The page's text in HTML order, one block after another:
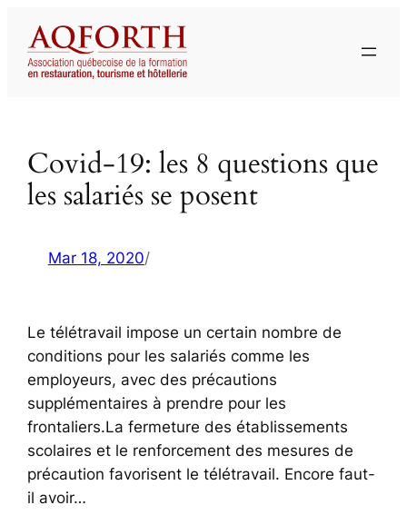
contenu
Covid-19: les 8 questions que
les salariés se posent
Mar 18, 2020/
Le télétravail impose un certain nombre de
conditions pour les salariés comme les
employeurs, avec des précautions
supplémentaires à prendre pour les
frontaliers.La fermeture des établissements
scolaires et le renforcement des mesures de
précaution favorisent le télétravail. Encore faut-
il avoir…